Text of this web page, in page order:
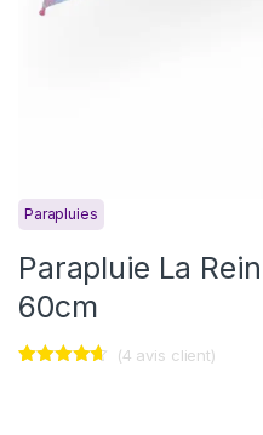
Parapluies
Parapluie La
60cm
(4 avis client)